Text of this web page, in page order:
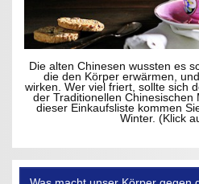
Die alten Chinesen wussten es
die den Körper erwärmen,
wirken. Wer viel friert, sollte sich
der Traditionellen Chinesischen
dieser Einkaufsliste kommen
Winter. (Klick